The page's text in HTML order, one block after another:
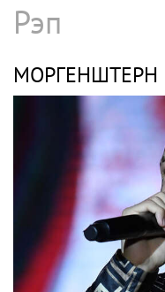
Рэп
МОРГЕНШТЕРН